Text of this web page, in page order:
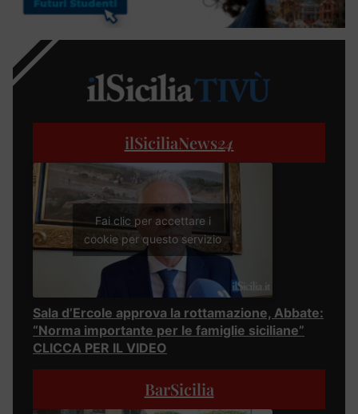
ilSiciliaNews24
Fai clic per accettare i
cookie per questo servizio
Sala d’Ercole approva la rottamazione, Abbate:
“Norma importante per le famiglie siciliane”
CLICCA PER IL VIDEO
BarSicilia